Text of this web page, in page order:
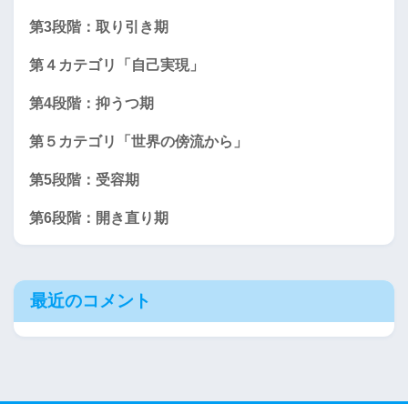
第3段階：取り引き期
第４カテゴリ「自己実現」
第4段階：抑うつ期
第５カテゴリ「世界の傍流から」
第5段階：受容期
第6段階：開き直り期
最近のコメント